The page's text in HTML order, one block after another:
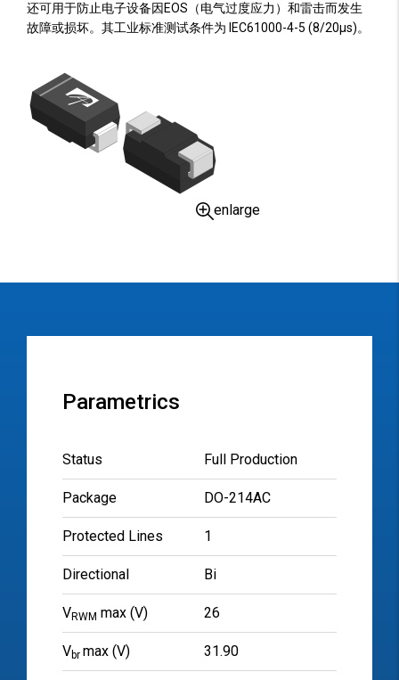
还可用于防止电子设备因EOS（电气过度应力）和雷击而发生
故障或损坏。其工业标准测试条件为 IEC61000-4-5 (8/20µs)。
enlarge
Parametrics
Status Full Production
Package DO-214AC
Protected Lines 1
Directional Bi
VRWM max (V) 26
Vbr max (V) 31.90